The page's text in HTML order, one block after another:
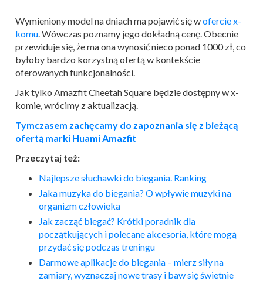
Wymieniony model na dniachma pojawić się wofercie x-
komu. Wówczas poznamy jego dokładną cenę.Obecnie
przewiduje się, że ma ona wynosić nieco ponad 1000 zł, co
byłoby bardzo korzystną ofertą w kontekście
oferowanych funkcjonalności.
Jak tylko Amazfit Cheetah Square będzie dostępny w x-
komie, wrócimy z aktualizacją.
Tymczasem zachęcamy do zapoznania się z bieżącą
ofertą marki Huami Amazfit
Przeczytaj też:
Najlepsze słuchawki do biegania. Ranking
Jaka muzyka do biegania? O wpływie muzyki na
organizm człowieka
Jak zacząć biegać? Krótki poradnik dla
początkujących i polecane akcesoria, które mogą
przydać się podczas treningu
Darmowe aplikacje do biegania – mierz siły na
zamiary, wyznaczaj nowe trasy i baw się świetnie